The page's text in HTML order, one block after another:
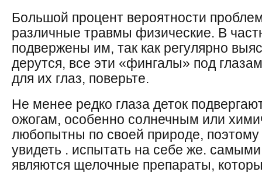
Большой процент вероятности
различные травмы физические. В
подвержены им, так как регулярно
дерутся, все эти «фингалы» под
для их глаз, поверьте.
Не менее редко глаза деток
ожогам, особенно солнечным или
любопытны по своей природе, поэтому
увидеть . испытать на себе же.
являются щелочные препараты,